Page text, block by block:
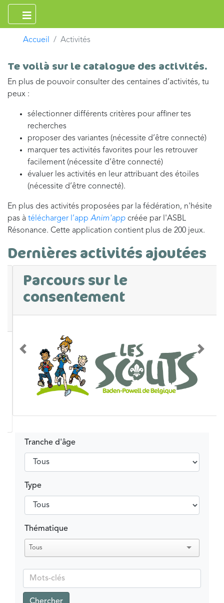
Accueil Activités
Te voilà sur le catalogue des activités.
En plus de pouvoir consulter des centaines d’activités, tu
peux :
sélectionner différents critères pour affiner tes
recherches
proposer des variantes (nécessite d’être connecté)
marquer tes activités favorites pour les retrouver
facilement (nécessite d’être connecté)
évaluer les activités en leur attribuant des étoiles
(nécessite d’être connecté).
En plus des activités proposées par la fédération, n'hésite
pas à télécharger l’app Anim'app créée par l'ASBL
Résonance. Cette application contient plus de 200 jeux.
Dernières activités ajoutées
Parcours sur le
consentement
Précédent
Type
Thématique
Tous